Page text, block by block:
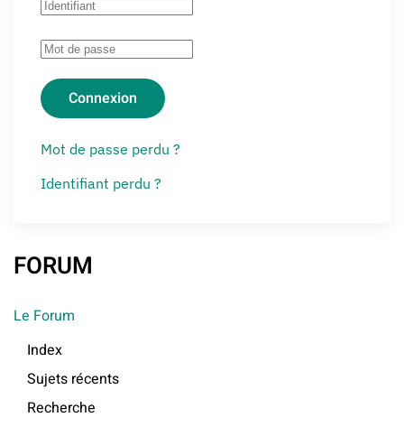
Connexion
Mot de passe perdu ?
Identifiant perdu ?
FORUM
Le Forum
Index
Sujets récents
Recherche